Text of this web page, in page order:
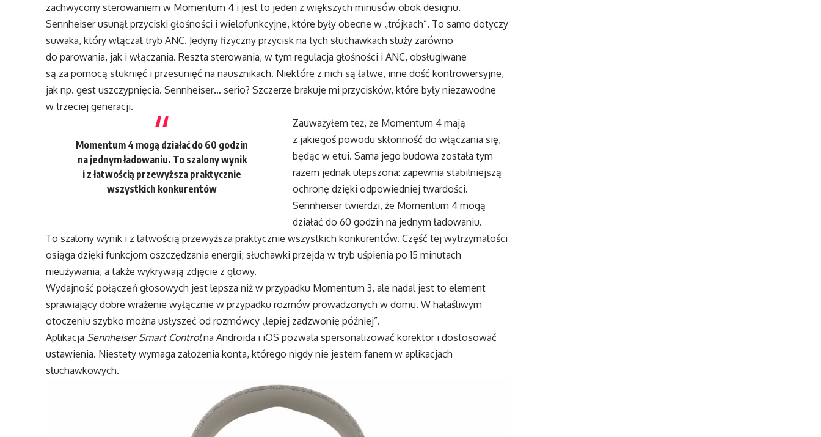
zachwycony sterowaniem w Momentum 4 i jest to jeden z większych minusów obok designu.
Sennheiser usunął przyciski głośności i wielofunkcyjne, które były obecne w „trójkach”. To samo dotyczy
suwaka, który włączał tryb ANC. Jedyny fizyczny przycisk na tych słuchawkach służy zarówno
do parowania, jak i włączania. Reszta sterowania, w tym regulacja głośności i ANC, obsługiwane
są za pomocą stuknięć i przesunięć na nausznikach. Niektóre z nich są łatwe, inne dość kontrowersyjne,
jak np. gest uszczypnięcia. Sennheiser… serio? Szczerze brakuje mi przycisków, które były niezawodne
w trzeciej generacji.
Momentum 4 mogą działać do 60 godzin
na jednym ładowaniu. To szalony wynik
i z łatwością przewyższa praktycznie
wszystkich konkurentów
Zauważyłem też, że Momentum 4 mają
z jakiegoś powodu skłonność do włączania się,
będąc w etui. Sama jego budowa została tym
razem jednak ulepszona: zapewnia stabilniejszą
ochronę dzięki odpowiedniej twardości.
Sennheiser twierdzi, że Momentum 4 mogą
działać do 60 godzin na jednym ładowaniu.
To szalony wynik i z łatwością przewyższa praktycznie wszystkich konkurentów. Część tej wytrzymałości
osiąga dzięki funkcjom oszczędzania energii; słuchawki przejdą w tryb uśpienia po 15 minutach
nieużywania, a także wykrywają zdjęcie z głowy.
Wydajność połączeń głosowych jest lepsza niż w przypadku Momentum 3, ale nadal jest to element
sprawiający dobre wrażenie wyłącznie w przypadku rozmów prowadzonych w domu. W hałaśliwym
otoczeniu szybko można usłyszeć od rozmówcy „lepiej zadzwonię później”.
Aplikacja Sennheiser Smart Controlna Androida i iOS pozwala spersonalizować korektor i dostosować
ustawienia. Niestety wymaga założenia konta, którego nigdy nie jestem fanem w aplikacjach
słuchawkowych.